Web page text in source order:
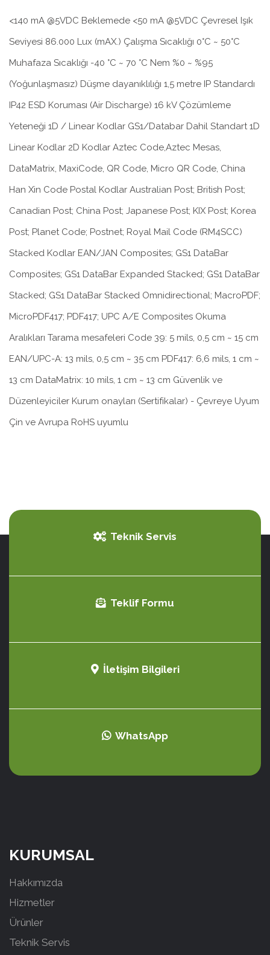
<140 mA @5VDC Beklemede <50 mA @5VDC Çevresel Işık
Seviyesi 86.000 Lux (mAX.) Çalışma Sıcaklığı 0°C ~ 50°C
Muhafaza Sıcaklığı -40 °C ~ 70 °C Nem %0 ~ %95
(Yoğunlaşmasız) Düşme dayanıklılığı 1,5 metre IP Standardı
IP42 ESD Koruması (Air Discharge) 16 kV Çözümleme
Yeteneği 1D / Linear Kodlar GS1/Databar Dahil Standart 1D
Linear Kodlar 2D Kodlar Aztec Code,Aztec Mesas,
DataMatrix, MaxiCode, QR Code, Micro QR Code, China
Han Xin Code Postal Kodlar Australian Post; British Post;
Canadian Post; China Post; Japanese Post; KIX Post; Korea
Post; Planet Code; Postnet; Royal Mail Code (RM4SCC)
Stacked Kodlar EAN/JAN Composites; GS1 DataBar
Composites; GS1 DataBar Expanded Stacked; GS1 DataBar
Stacked; GS1 DataBar Stacked Omnidirectional; MacroPDF;
MicroPDF417; PDF417; UPC A/E Composites Okuma
Aralıkları Tarama mesafeleri Code 39: 5 mils, 0,5 cm ~ 15 cm
EAN/UPC-A: 13 mils, 0,5 cm ~ 35 cm PDF417: 6,6 mils, 1 cm ~
13 cm DataMatrix: 10 mils, 1 cm ~ 13 cm Güvenlik ve
Düzenleyiciler Kurum onayları (Sertifikalar) - Çevreye Uyum
Çin ve Avrupa RoHS uyumlu
Teknik Servis
Teklif Formu
İletişim Bilgileri
WhatsApp
KURUMSAL
Hakkımızda
Hizmetler
Ürünler
Teknik Servis